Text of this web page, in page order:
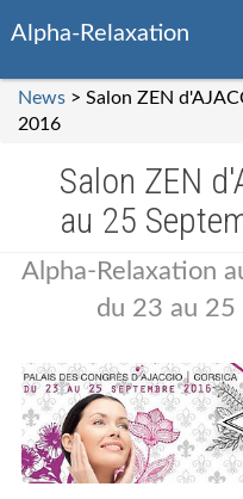
Alpha-Relaxation
News > Salon ZEN
2016
Salon ZEN
au 25
Alpha-Relaxation
du 23 au